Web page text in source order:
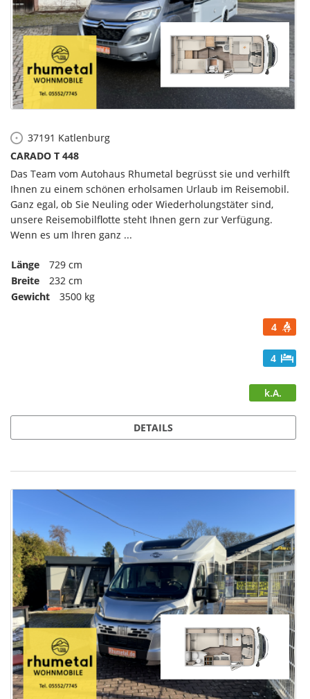
37191 Katlenburg
CARADO T 448
Das Team vom Autohaus Rhumetal begrüsst sie und verhilft
Ihnen zu einem schönen erholsamen Urlaub im Reisemobil.
Ganz egal, ob Sie Neuling oder Wiederholungstäter sind,
unsere Reisemobilflotte steht Ihnen gern zur Verfügung.
Wenn es um Ihren ganz ...
Länge
729 cm
Breite
232 cm
Gewicht
3500 kg
4
4
k.A.
DETAILS